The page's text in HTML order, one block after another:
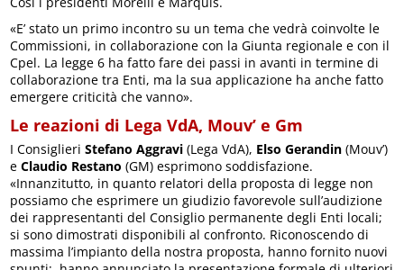
«E’ stato un primo incontro su un tema che vedrà coinvolte le
Commissioni, in collaborazione con la Giunta regionale e con il
Cpel. La legge 6 ha fatto fare dei passi in avanti in termine di
collaborazione tra Enti, ma la sua applicazione ha anche fatto
emergere criticità che vanno».
Le reazioni di Lega VdA, Mouv’ e Gm
I ConsiglieriStefano Aggravi (Lega VdA), Elso Gerandin (Mouv’)
eClaudio Restano (GM) esprimono soddisfazione.
«Innanzitutto, in quanto relatori della proposta di legge non
possiamo che esprimere un giudizio favorevole sull’audizione
dei rappresentanti del Consiglio permanente degli Enti locali;
si sono dimostrati disponibili al confronto. Riconoscendo di
massima l’impianto della nostra proposta, hanno fornito nuovi